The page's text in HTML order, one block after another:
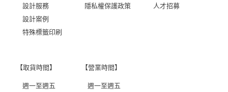
設計服務
設計案例
特殊標籤印刷
隱私權保護政策
人才招募
【取貨時間】
週一至週五
【營業時間】
週一至週五